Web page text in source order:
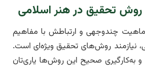
تحقیق در هنر اسلامی
ماهیت چندوجهی و ارتباطش با مفاهیم
نیازمند روش‌های تحقیق ویژه‌ای است.
به‌کارگیری صحیح این روش‌ها یاری‌تان